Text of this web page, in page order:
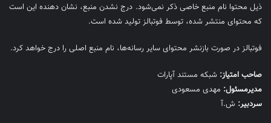
ذیل محتوا نام منبع خاصی ذکر نمی‌‎شود. درج نشدن منبع، نشان دهنده این است
که محتوای منتشر شده، توسط فوتبالز تولید شده است.
فوتبالز در صورت بازنشر محتوای سایر رسانه‌ها، نام منبع اصلی را درج خواهد کرد.
صاحب امتیاز: شبکه مستند آپارات
مديرمسئول: مهدی مسعودی
سردبیر: ش.آ